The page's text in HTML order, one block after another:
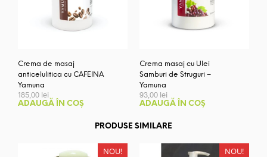
Crema de masaj
anticelulitica cu CAFEINA
Yamuna
185,00 lei
ADAUGĂ ÎN COȘ
Crema masaj cu Ulei
Samburi de Struguri –
Yamuna
93,00 lei
ADAUGĂ ÎN COȘ
PRODUSE SIMILARE
NOU! NOU!